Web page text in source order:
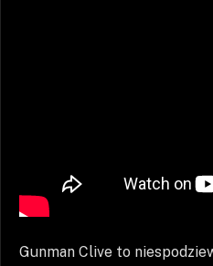
Gunman Clive to